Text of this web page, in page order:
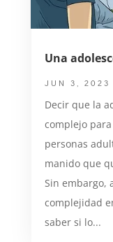
Una
JUN 3, 2023
Decir que la
complejo
personas
manido que
Sin embargo,
complejidad
saber si lo...